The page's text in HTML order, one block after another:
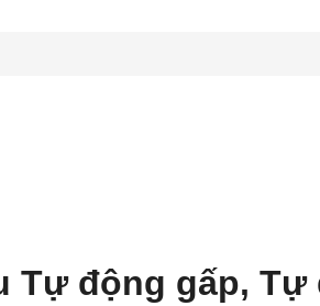
Tự động gấp, Tự